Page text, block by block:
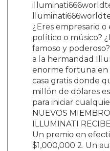
¿Eres empresario o
político o músico?
famoso y
a la hermandad
enorme fortuna en
casa gratis donde
millón de dólares
para iniciar
NUEVOS
ILLUMINATI
Un premio en
$1,000,000 2. Un